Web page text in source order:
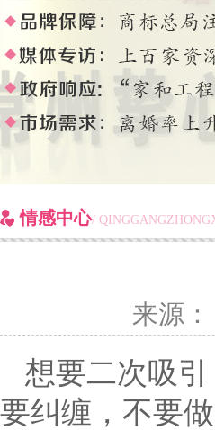
情感中心/
来源
想要二次吸
要纠缠，不要